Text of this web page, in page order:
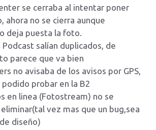
se cerraba al intentar poner
ahora no se cierra aunque
deja puesta la foto.
Podcast salían duplicados, de
parece que va bien
no avisaba de los avisos por GPS,
podido probar en la B2
en linea (Fotostream) no se
vez mas que un bug,sea
diseño)